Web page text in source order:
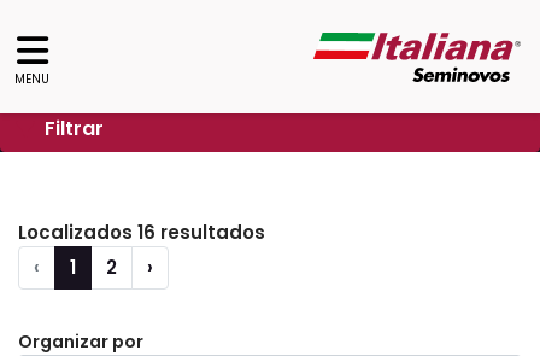
MENU
Localizados 16 resultados
‹
1 2 ›
Filtrar
Organizar por